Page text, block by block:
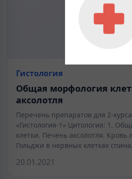
Гистология
Общая морфология
аксолотля
Перечень препаратов для 2-
«Гистология-1» Цитология: 1.
клетки. Печень аксолотля. Кровь
Гольджи в нервных клетках
20.01.2021